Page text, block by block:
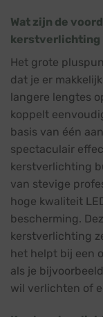
Wat zijn de
kerstverlichting
Het grote
dat je er
langere lengtes
koppelt
basis van één
spectaculair
kerstverlichting
van stevige
hoge kwaliteit
bescherming.
kerstverlichting
het helpt bij een
als je
wil verlichten of